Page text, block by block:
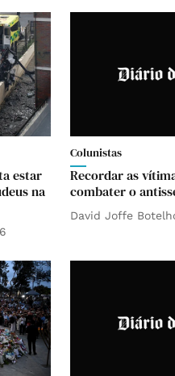
estar
na
Colunistas
Recordar as
combater o
David Joffe